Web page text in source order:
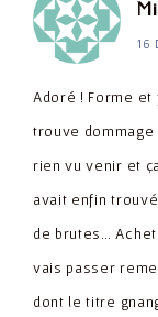
16
Adoré ! Forme et
trouve
rien vu venir et
avait enfin
de brutes…
vais passer
dont le titre